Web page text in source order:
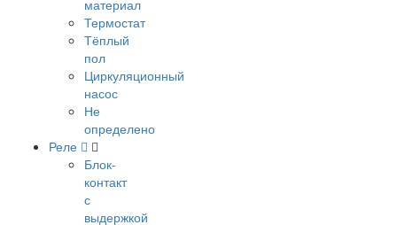
материал
Термостат
Тёплый
пол
Циркуляционный
насос
Не
определено
Реле
Блок-
контакт
с
выдержкой